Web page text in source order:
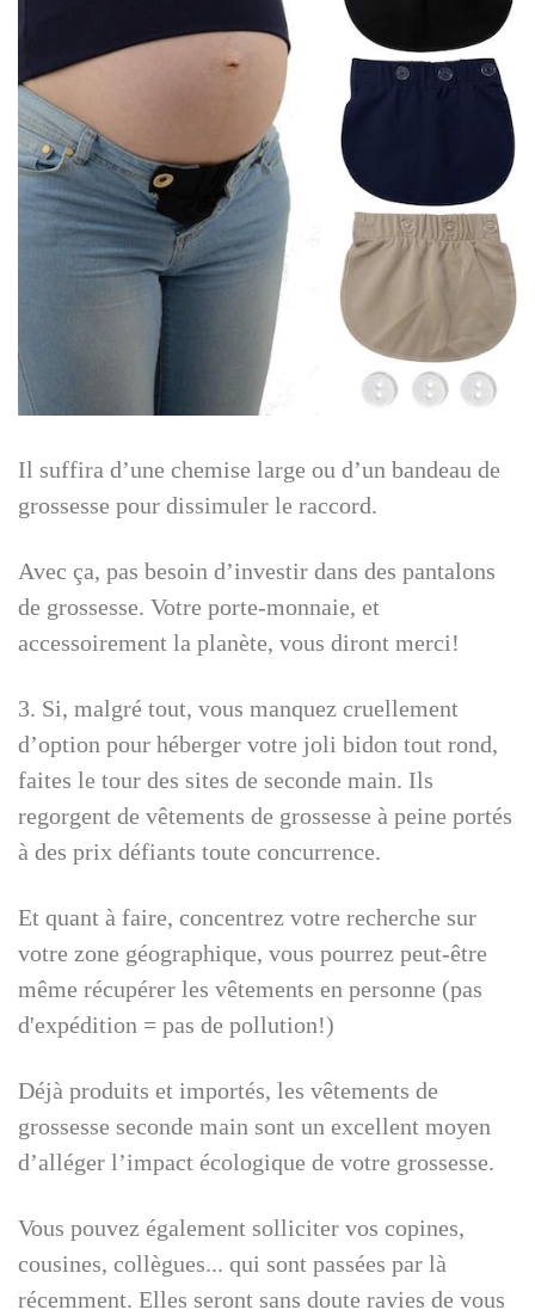
Il suffira d’une chemise large ou d’un bandeau de
grossesse pour dissimuler le raccord.
Avec ça, pas besoin d’investir dans des pantalons
de grossesse. Votre porte-monnaie, et
accessoirement la planète, vous diront merci!
3. Si, malgré tout, vous manquez cruellement
d’option pour héberger votre joli bidon tout rond,
faites le tour des sites de seconde main. Ils
regorgent de vêtements de grossesse à peine portés
à des prix défiants toute concurrence.
Et quant à faire, concentrez votre recherche sur
votre zone géographique, vous pourrez peut-être
même récupérer les vêtements en personne (pas
d'expédition = pas de pollution!)
Déjà produits et importés, les vêtements de
grossesse seconde main sont un excellent moyen
d’alléger l’impact écologique de votre grossesse.
Vous pouvez également solliciter vos copines,
cousines, collègues... qui sont passées par là
récemment. Elles seront sans doute ravies de vous